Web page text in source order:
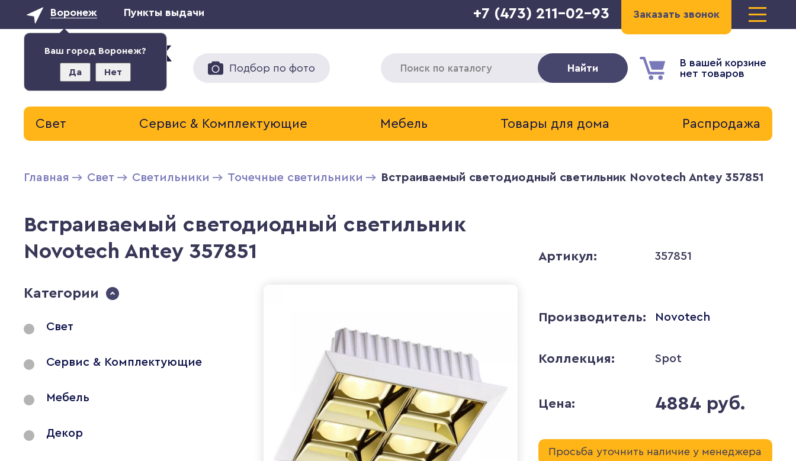
Воронеж
Ваш город Воронеж?
Да Нет
Пункты выдачи Заказать звонок
+7 (473) 211-02-93
Подбор по фото
В вашей корзине
нет товаров
Найти
Свет Сервис & Комплектующие Мебель Товары для дома Распродажа
Главная Свет Светильники Точечные светильники Встраиваемый светодиодный светильник Novotech Antey 357851
Встраиваемый светодиодный светильник
Novotech Antey 357851
Категории
Свет
Сервис & Комплектующие
Мебель
Декор
Артикул: 357851
Производитель: Novotech
Коллекция: Spot
Цена: 4884 руб.
Просьба уточнить наличие у менеджера